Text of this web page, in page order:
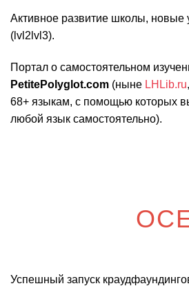
Активное развитие школы,
(lvl2lvl3).
Портал о самостоятельном
PetitePolyglot.com (ныне LHLib.ru
68+ языкам, с помощью которых
любой язык самостоятельно).
Успешный запуск